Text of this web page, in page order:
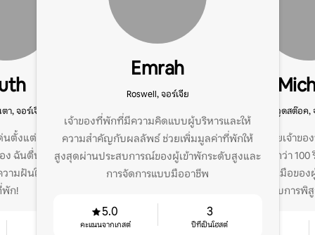
, จอร์เจีย
ตั้งแต่ปี 2022 และได้รับ
ง ฉันตื่นเต้นที่จะช่วยให้
มฝันในการเป็นเจ้าของ
ก!
Emrah
Roswell, จอร์เจีย
เจ้าของที่พักที่มีความคิดแบบผู้บริหารและให้
ความสำคัญกับผลลัพธ์ ช่วยเพิ่มมูลค่าที่พักให้
สูงสุดผ่านประสบการณ์ของผู้เข้าพักระดับสูงและ
การจัดการแบบมืออาชีพ
5.0
คะแนนจากเกสต์
3
ปีที่เป็นโฮสต์
วูดสต๊อค,
ฉันให้บริการผู้ช่วยเจ้าข
ระดับ 5 ดาวมากกว่า 100
พักของคุณอยู่ในมือขอ
รับการพิ